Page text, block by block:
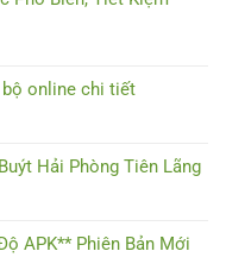
online chi tiết
Hải Phòng Tiên Lãng
APK** Phiên Bản Mới